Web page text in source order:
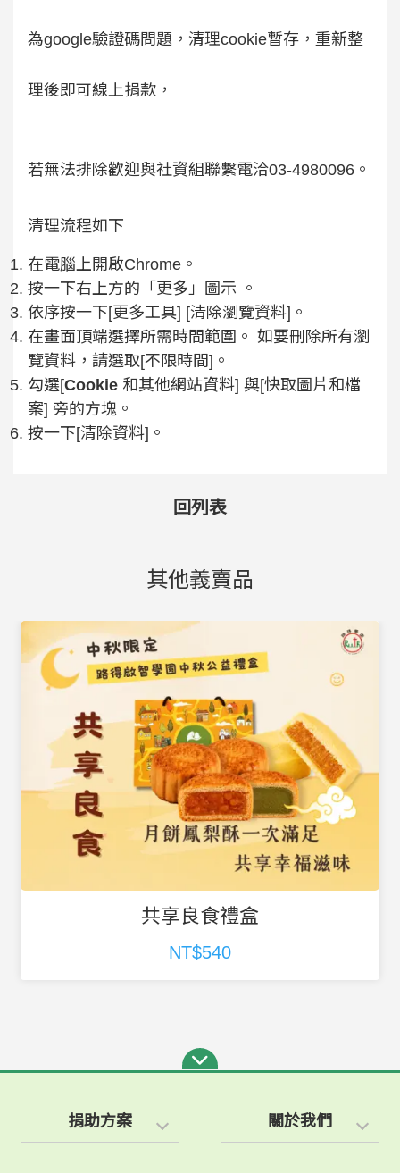
為google驗證碼問題，清理cookie暫存，重新整
理後即可線上捐款，
若無法排除歡迎與社資組聯繫電洽03-4980096。
清理流程如下
在電腦上開啟Chrome。
按一下右上方的「更多」圖示 。
依序按一下[更多工具] [清除瀏覽資料]。
在畫面頂端選擇所需時間範圍。 如要刪除所有瀏
覽資料，請選取[不限時間]。
勾選[Cookie 和其他網站資料] 與[快取圖片和檔
案] 旁的方塊。
按一下[清除資料]。
回列表
其他義賣品
金芒好運禮盒
捐助方案 關於我們